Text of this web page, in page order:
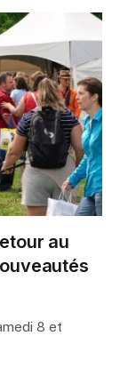
au
8 et